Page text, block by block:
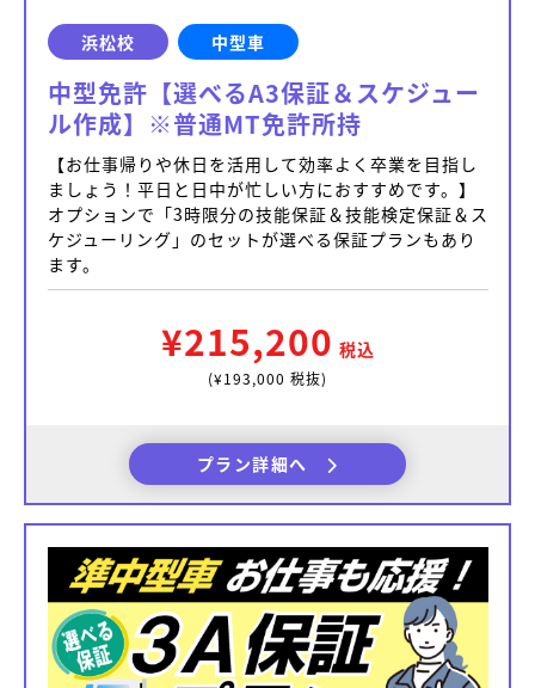
浜松校 中型車
中型免許【選べるA3保証＆スケジュー
ル作成】※普通MT免許所持
【お仕事帰りや休日を活用して効率よく卒業を目指し
ましょう！平日と日中が忙しい方におすすめです。】
オプションで「3時限分の技能保証＆技能検定保証＆ス
ケジューリング」のセットが選べる保証プランもあり
ます。
¥215,200 税込
(¥193,000 税抜)
プラン詳細へ